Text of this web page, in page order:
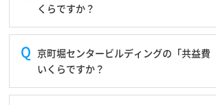
くらですか？
京町堀センタービルディングの「共益費
いくらですか？